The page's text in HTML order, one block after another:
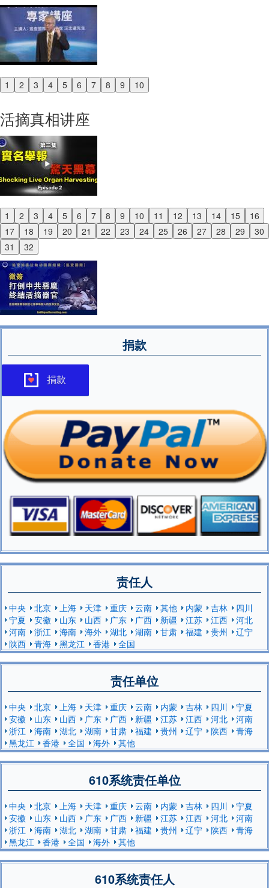
1 2 3 4 5 6 7 8 9 10
Previous
活摘真相讲座
1 2 3 4 5 6 7 8 9 10 11 12 13 14 15
16
17
18 19 20 21 22 23 24 25 26 27 28 29
30
31
32
Previous
Next
捐款
捐款
责任人
中央 北京 上海 天津 重庆 云南 其他 内蒙 吉林
四川
宁夏
安徽 山东 山西 广东 广西 新疆 江苏 江西
河北
河南
浙江 海南 海外 湖北 湖南 甘肃 福建 贵州
辽宁
陕西
青海 黑龙江 香港 全国
责任单位
中央 北京 上海 天津 重庆 云南 内蒙 吉林 四川
宁夏
安徽
山东 山西 广东 广西 新疆 江苏 江西 河北
河南
浙江
海南 湖北 湖南 甘肃 福建 贵州 辽宁 陕西
青海
黑龙江
香港 全国 海外 其他
610系统责任单位
中央 北京 上海 天津 重庆 云南 内蒙 吉林 四川
宁夏
安徽
山东 山西 广东 广西 新疆 江苏 江西 河北
河南
浙江
海南 湖北 湖南 甘肃 福建 贵州 辽宁 陕西
青海
黑龙江
香港 全国 海外 其他
610系统责任人